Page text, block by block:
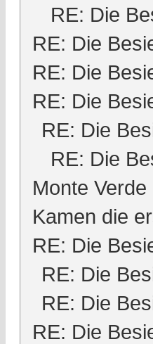
RE: Die
RE: Die
RE: Die
RE: Die
RE: Die
RE: Die
Monte Verde
Kamen die
RE: Die
RE: Die
RE: Die
RE: Die